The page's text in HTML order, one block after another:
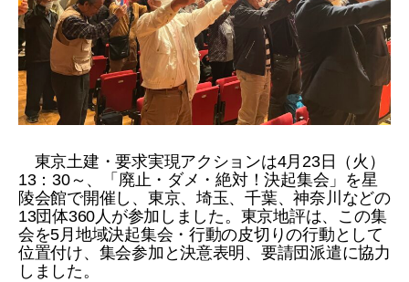
東京土建・要求実現アクションは4月23日（火）
13：30～、「廃止・ダメ・絶対！決起集会」を星
陵会館で開催し、東京、埼玉、千葉、神奈川などの
13団体360人が参加しました。東京地評は、この集
会を5月地域決起集会・行動の皮切りの行動として
位置付け、集会参加と決意表明、要請団派遣に協力
しました。